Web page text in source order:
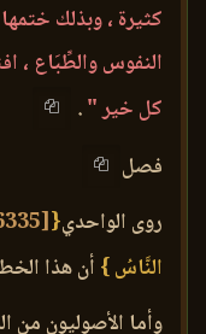
كثيرة ، وبذلك
النفوس والطِّبَاع ،
كل خير ".
فصل
روى الواحدي{
[6335]
النَّاسُ } أن هذا
وأما الأصوليون من